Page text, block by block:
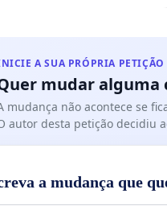
A SUA PRÓPRIA PETIÇÃO
mudar alguma
mudança não acontece se
autor desta petição decidiu
a mudança que